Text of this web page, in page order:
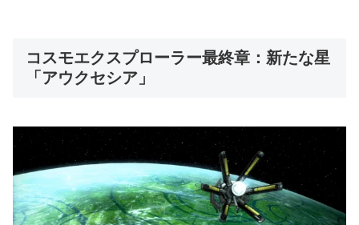
コスモエクスプローラー最終章：新たな星
「アウクセシア」